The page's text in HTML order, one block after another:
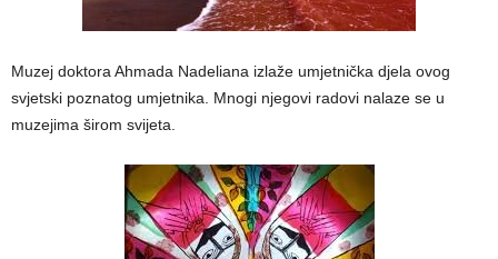
Muzej doktora Ahmada Nadeliana izlaže umjetnička djela ovog
svjetski poznatog umjetnika. Mnogi njegovi radovi nalaze se u
muzejima širom svijeta.